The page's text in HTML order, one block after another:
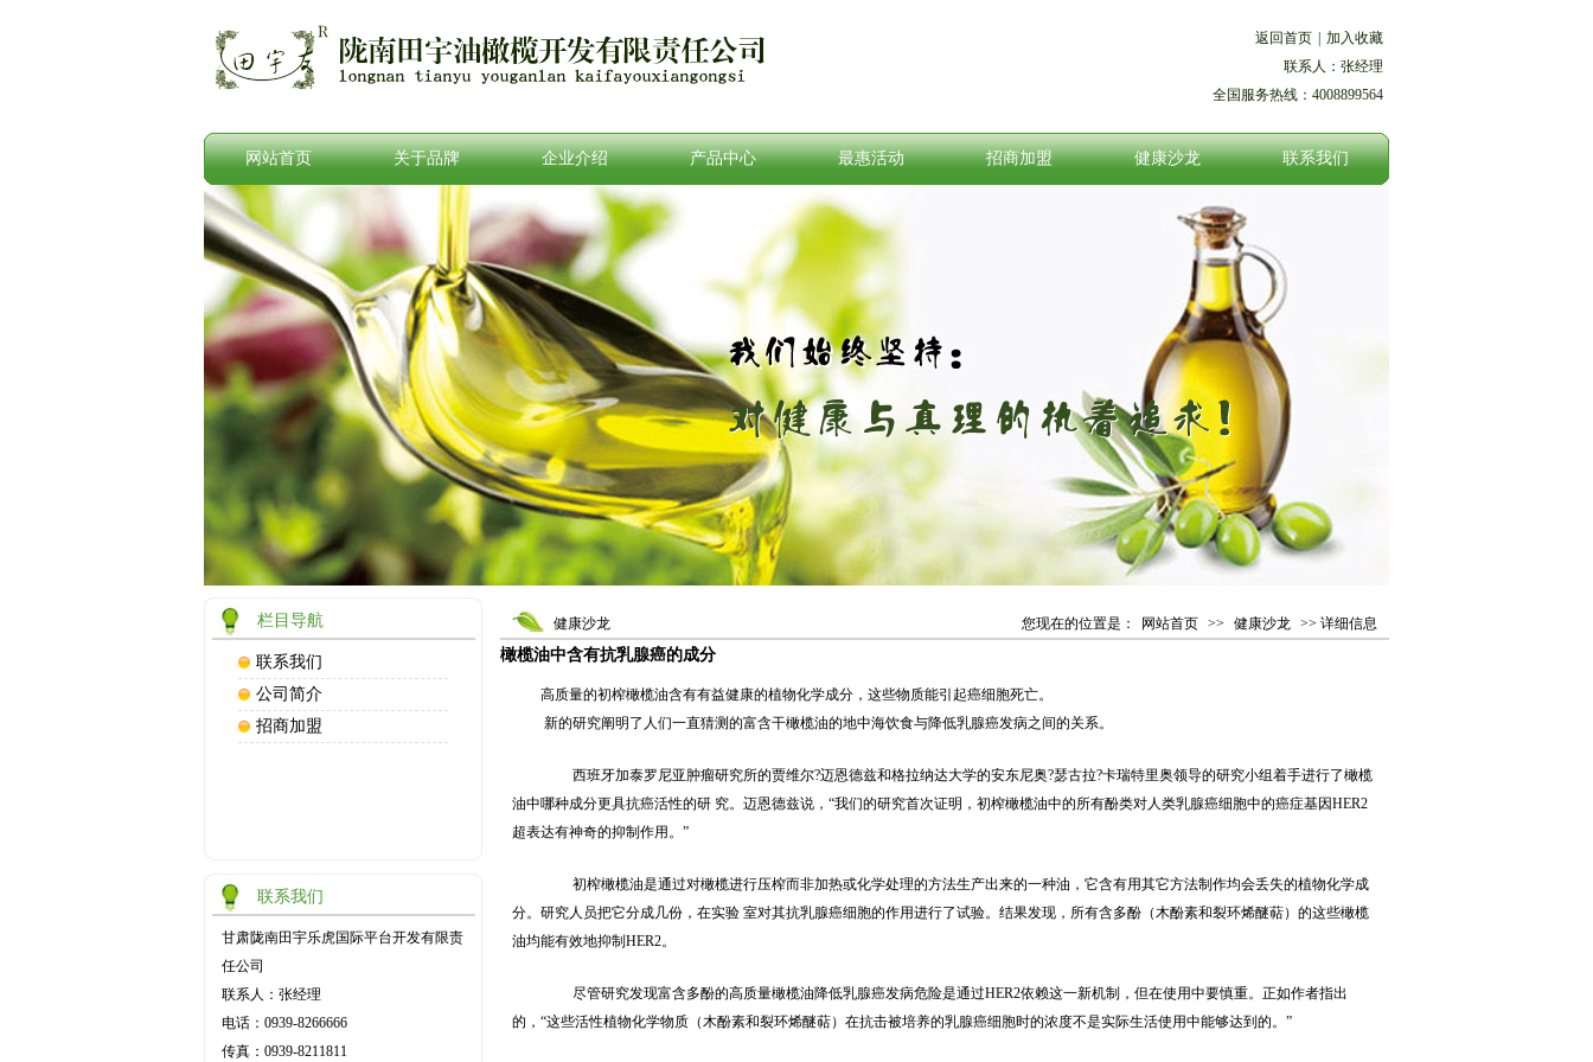
返回首页
加入收藏
联系人：张经理
全国服务热线：4008899564
网站首页 关于品牌 企业介绍 产品中心 最惠活动 招商加盟 健康沙龙 联系我们
栏目导航
联系我们
公司简介
招商加盟
联系我们
甘肃陇南田宇乐虎国际平台开发有限责
任公司
联系人：张经理
电话：0939-8266666
传真：0939-8211811
健康沙龙 您现在的位置是： 网站首页 >> 健康沙龙 >> 详细信息
橄榄油中含有抗乳腺癌的成分
高质量的初榨橄榄油含有有益健康的植物化学成分，这些物质能引起癌细胞死亡。
新的研究阐明了人们一直猜测的富含干橄榄油的地中海饮食与降低乳腺癌发病之间的关系。
西班牙加泰罗尼亚肿瘤研究所的贾维尔?迈恩德兹和格拉纳达大学的安东尼奥?瑟古拉?卡瑞特里奥领导的研究小组着手进行了橄榄
油中哪种成分更具抗癌活性的研 究。迈恩德兹说，“我们的研究首次证明，初榨橄榄油中的所有酚类对人类乳腺癌细胞中的癌症基因HER2
超表达有神奇的抑制作用。”
初榨橄榄油是通过对橄榄进行压榨而非加热或化学处理的方法生产出来的一种油，它含有用其它方法制作均会丢失的植物化学成
分。研究人员把它分成几份，在实验 室对其抗乳腺癌细胞的作用进行了试验。结果发现，所有含多酚（木酚素和裂环烯醚萜）的这些橄榄
油均能有效地抑制HER2。
尽管研究发现富含多酚的高质量橄榄油降低乳腺癌发病危险是通过HER2依赖这一新机制，但在使用中要慎重。正如作者指出
的，“这些活性植物化学物质（木酚素和裂环烯醚萜）在抗击被培养的乳腺癌细胞时的浓度不是实际生活使用中能够达到的。”